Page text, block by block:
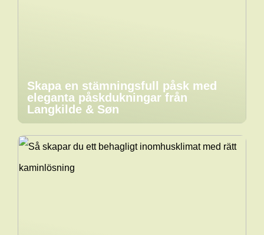
Skapa en stämningsfull påsk med
eleganta påskdukningar från
Langkilde & Søn